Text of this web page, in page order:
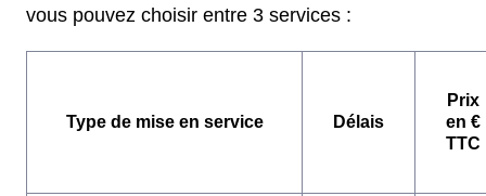
vous pouvez choisir entre 3 services :
Type de mise en service Délais
Prix
en €
TTC